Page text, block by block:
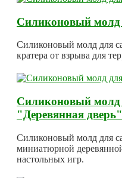
Силиконовый молд
Силиконовый молд для
кратера от взрыва для
Силиконовый молд
"Деревянная дверь"
Силиконовый молд для
миниатюрной
настольных игр.